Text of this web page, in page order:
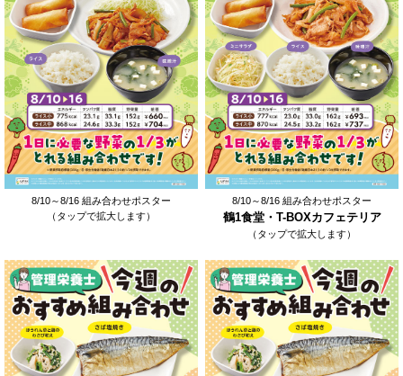
8/10～8/16 組み合わせポスター
（タップで拡大します）
8/10～8/16 組み合わせポスター
鶴1食堂・T-BOXカフェテリア
（タップで拡大します）